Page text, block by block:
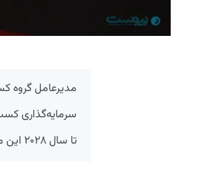
مدیرعامل گروه
تا سال ۲۰۲۸ این میزان سرمایه‌گذاری دو برابر خواهد شد.